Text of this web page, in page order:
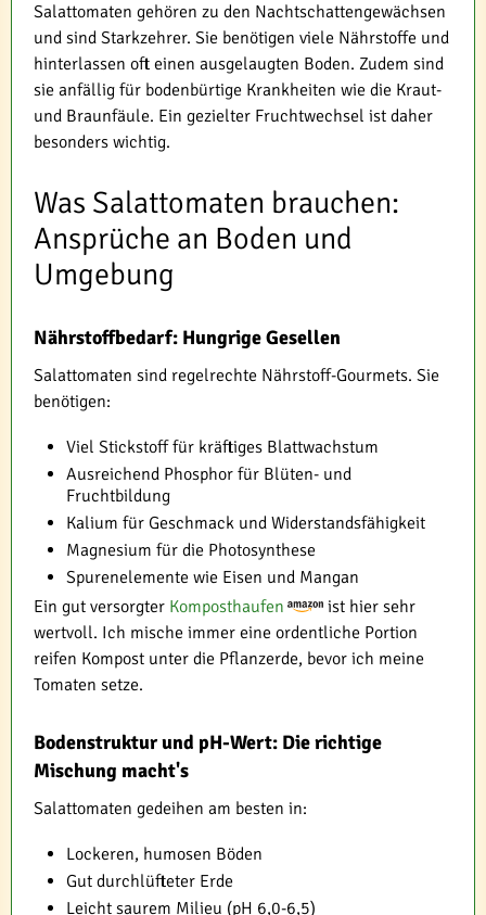
Salattomaten gehören zu den Nachtschattengewächsen
und sind Starkzehrer. Sie benötigen viele Nährstoffe und
hinterlassen oft einen ausgelaugten Boden. Zudem sind
sie anfällig für bodenbürtige Krankheiten wie die Kraut-
und Braunfäule. Ein gezielter Fruchtwechsel ist daher
besonders wichtig.
Was Salattomaten brauchen:
Ansprüche an Boden und
Umgebung
Nährstoffbedarf: Hungrige Gesellen
Salattomaten sind regelrechte Nährstoff-Gourmets. Sie
benötigen:
Viel Stickstoff für kräftiges Blattwachstum
Ausreichend Phosphor für Blüten- und
Fruchtbildung
Kalium für Geschmack und Widerstandsfähigkeit
Magnesium für die Photosynthese
Spurenelemente wie Eisen und Mangan
Ein gut versorgter Komposthaufen
ist hier sehr
wertvoll. Ich mische immer eine ordentliche Portion
reifen Kompost unter die Pflanzerde, bevor ich meine
Tomaten setze.
Bodenstruktur und pH-Wert: Die richtige
Mischung macht's
Salattomaten gedeihen am besten in:
Lockeren, humosen Böden
Gut durchlüfteter Erde
Leicht saurem Milieu (pH 6,0-6,5)